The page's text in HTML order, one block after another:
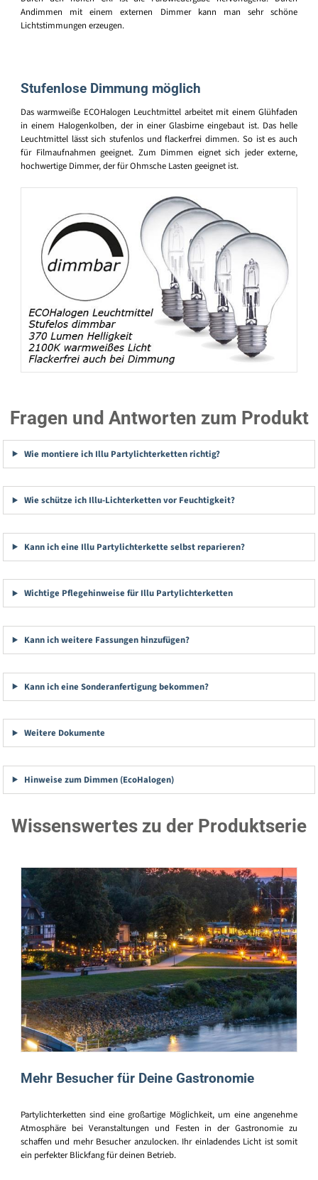
Andimmen mit einem externen Dimmer kann man sehr schöne
Lichtstimmungen erzeugen.
Stufenlose Dimmung möglich
Das warmweiße ECOHalogen Leuchtmittel arbeitet mit einem Glühfaden
in einem Halogenkolben, der in einer Glasbirne eingebaut ist. Das helle
Leuchtmittel lässt sich stufenlos und flackerfrei dimmen. So ist es auch
für Filmaufnahmen geeignet. Zum Dimmen eignet sich jeder externe,
hochwertige Dimmer, der für Ohmsche Lasten geeignet ist.
Fragen und Antworten zum Produkt
Wie montiere ich Illu Partylichterketten richtig?
Wie schütze ich Illu-Lichterketten vor Feuchtigkeit?
Kann ich eine Illu Partylichterkette selbst reparieren?
Wichtige Pflegehinweise für Illu Partylichterketten
Kann ich weitere Fassungen hinzufügen?
Kann ich eine Sonderanfertigung bekommen?
Weitere Dokumente
Hinweise zum Dimmen (EcoHalogen)
Wissenswertes zu der Produktserie
Mehr Besucher für Deine Gastronomie
Partylichterketten sind eine großartige Möglichkeit, um eine angenehme
Atmosphäre bei Veranstaltungen und Festen in der Gastronomie zu
schaffen und mehr Besucher anzulocken. Ihr einladendes Licht ist somit
ein perfekter Blickfang für deinen Betrieb.